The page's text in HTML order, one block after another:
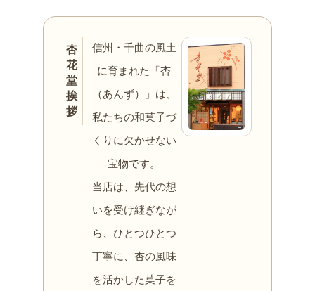
杏
花
堂
挨
拶
信州・千曲の風土
に育まれた「杏
（あんず）」は、
私たちの和菓子づ
くりに欠かせない
宝物です。
当店は、先代の想
いを受け継ぎなが
ら、ひとつひとつ
丁寧に、杏の風味
を活かした菓子を